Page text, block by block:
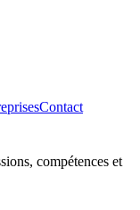
Contact
compétences et